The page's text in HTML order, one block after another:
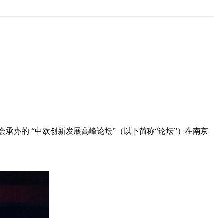
办的 “中欧创新发展高峰论坛”（以下简称“论坛”）在南京